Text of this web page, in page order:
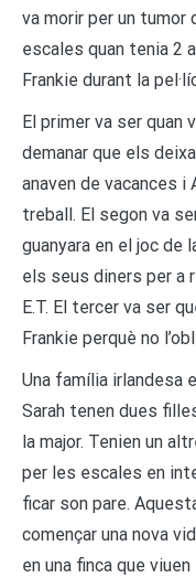
va morir per un tumor
escales quan tenia 2
Frankie durant la
El primer va ser
demanar que els
anaven de vacances i
treball. El segon va
guanyara en el joc
els seus diners per a
E.T. El tercer va ser
Frankie perquè no
Una família irlandesa
Sarah tenen dues
la major. Tenien un
per les escales en
ficar son pare.
començar una nova
en una finca que